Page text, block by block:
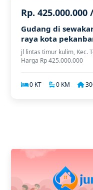
Rp. 425.000.000
Gudang di
raya kota
jl lintas timur kulim, Kec.
Harga Rp 425.000.000
0 KT 0 KM